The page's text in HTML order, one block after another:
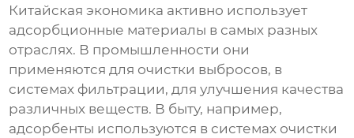
Китайская экономика активно использует
адсорбционные материалы в самых разных
отраслях. В промышленности они
применяются для очистки выбросов, в
системах фильтрации, для улучшения качества
различных веществ. В быту, например,
адсорбенты используются в системах очистки